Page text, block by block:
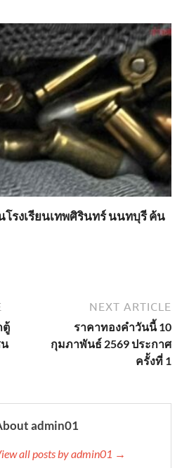
โรงเรียนเทพศิรินทร์ นนทบุรี ค้น
ตู้
NEXT ARTICLE
ราคาทองคำวันนี้ 10
กุมภาพันธ์ 2569 ประกาศ
ครั้งที่ 1
admin01
all posts by admin01 →